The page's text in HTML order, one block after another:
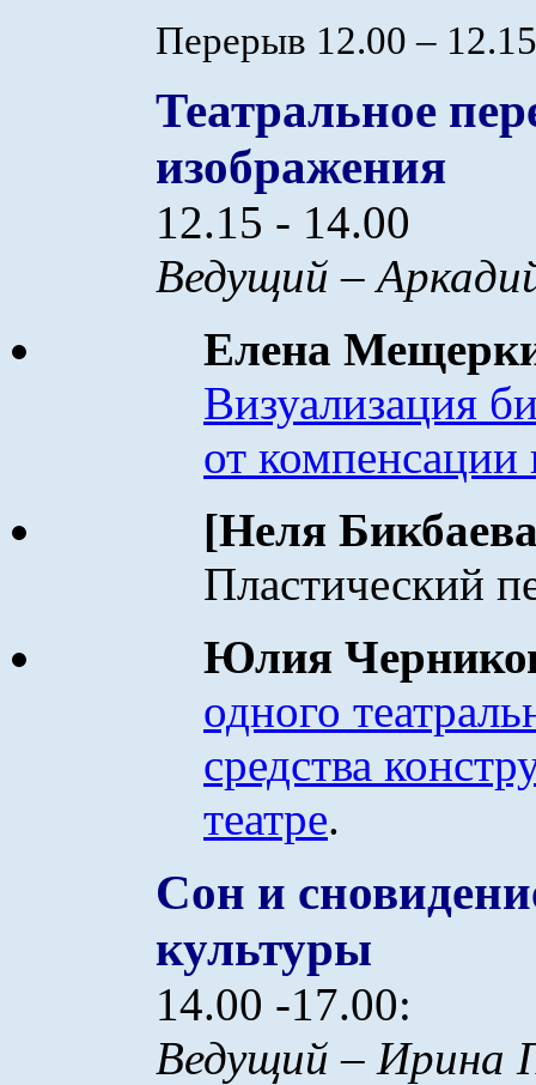
Перерыв 12.00 – 12.15
Театральное
изображения
12.15 - 14.00
Ведущий –
Елена
Визуализация
от
[Неля
Пластический
Юлия
одного
средства
театре.
Сон и
культуры
14.00 -17.00:
Ведущий – Ирина